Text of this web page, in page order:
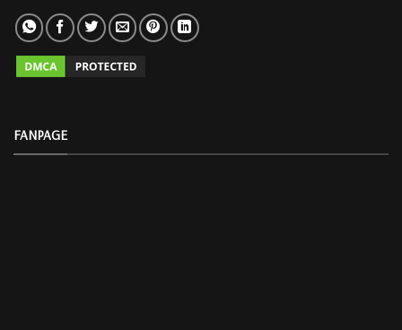
FANPAGE